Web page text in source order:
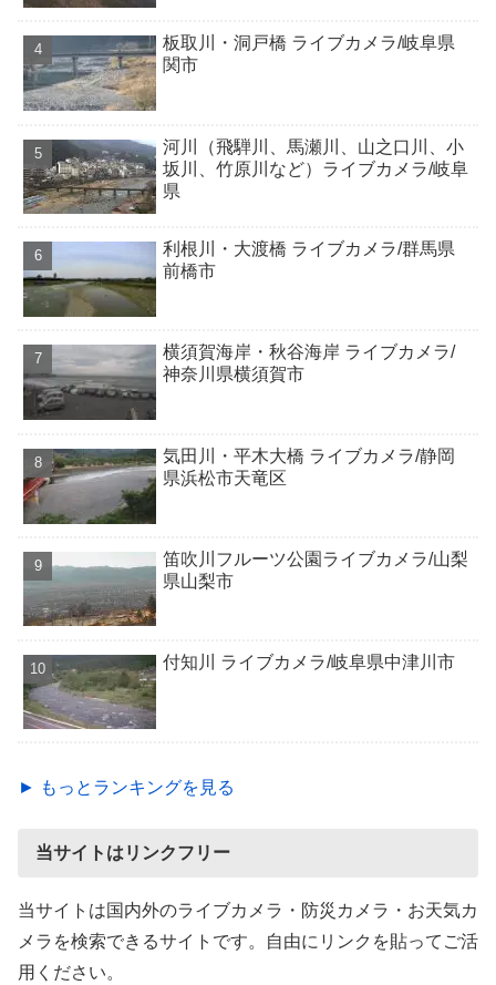
板取川・洞戸橋 ライブカメラ/岐阜県
関市
河川（飛騨川、馬瀬川、山之口川、小
坂川、竹原川など）ライブカメラ/岐阜
県
利根川・大渡橋 ライブカメラ/群馬県
前橋市
横須賀海岸・秋谷海岸 ライブカメラ/
神奈川県横須賀市
気田川・平木大橋 ライブカメラ/静岡
県浜松市天竜区
笛吹川フルーツ公園ライブカメラ/山梨
県山梨市
付知川 ライブカメラ/岐阜県中津川市
► もっとランキングを見る
当サイトはリンクフリー
当サイトは国内外のライブカメラ・防災カメラ・お天気カ
メラを検索できるサイトです。自由にリンクを貼ってご活
用ください。